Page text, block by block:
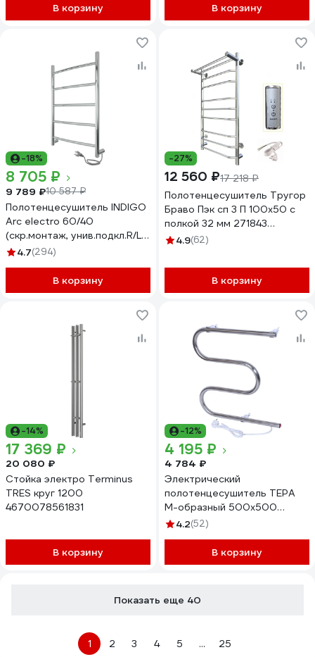
В корзину В корзину
-18%
8 705 ₽
9 789 ₽10 587 ₽
Полотенцесушитель INDIGO
Arc electro 60/40
(скр.монтаж, унив.подкл.R/L,
полиров.) LCAE60-40R
4.7(294)
В корзину
-27%
12 560 ₽17 218 ₽
Полотенцесушитель Тругор
Браво Пэк сп 3 П 100x50 с
полкой 32 мм 271843
00271843 00-00033504
4.9(62)
В корзину
-14%
17 369 ₽
20 080 ₽
Стойка электро Terminus
TRES круг 1200
4670078561831
В корзину
-12%
4 195 ₽
4 784 ₽
Электрический
полотенцесушитель ТЕРА
М-образный 500х500
ПСН-02-02
4.2(52)
В корзину
Показать еще 40
1 2 3 4 5 ... 25